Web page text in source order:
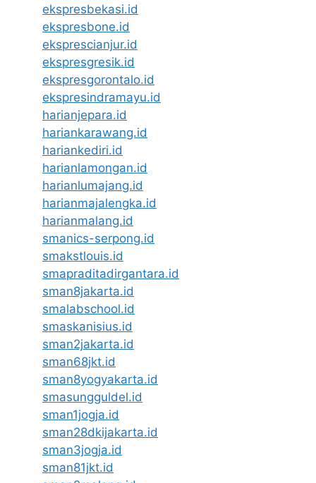
ekspresbekasi.id
ekspresbone.id
eksprescianjur.id
ekspresgresik.id
ekspresgorontalo.id
ekspresindramayu.id
harianjepara.id
hariankarawang.id
hariankediri.id
harianlamongan.id
harianlumajang.id
harianmajalengka.id
harianmalang.id
smanics-serpong.id
smakstlouis.id
smapraditadirgantara.id
sman8jakarta.id
smalabschool.id
smaskanisius.id
sman2jakarta.id
sman68jkt.id
sman8yogyakarta.id
smasungguldel.id
sman1jogja.id
sman28dkijakarta.id
sman3jogja.id
sman81jkt.id